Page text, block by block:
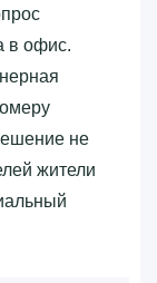
в офис.
не
жители